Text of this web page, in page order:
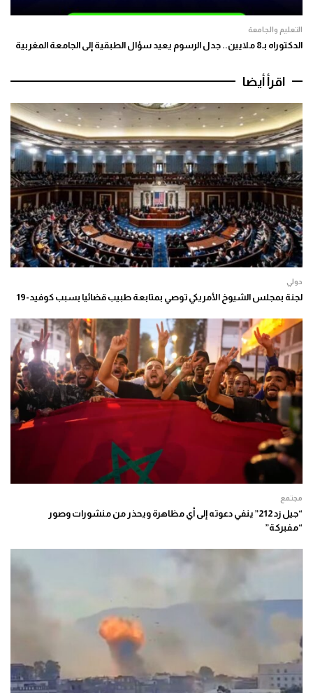
التعليم والجامعة
الدكتوراه بـ8 ملايين.. جدل الرسوم يعيد سؤال الطبقية إلى الجامعة المغربية
اقرأ أيضا
دولي
لجنة بمجلس الشيوخ الأمريكي توصي بمتابعة طبيب قضائيا بسبب كوفيد-19
مجتمع
“جيل زد 212” ينفي دعوته إلى أي مظاهرة ويحذر من منشورات وصور
“مفبركة”